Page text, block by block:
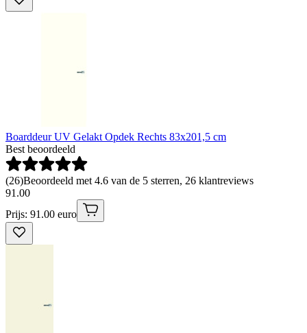
Boarddeur UV Gelakt Opdek Rechts 83x201,5 cm
Best beoordeeld
(26)Beoordeeld met 4.6 van de 5 sterren, 26 klantreviews
91 .00
Prijs: 91.00 euro